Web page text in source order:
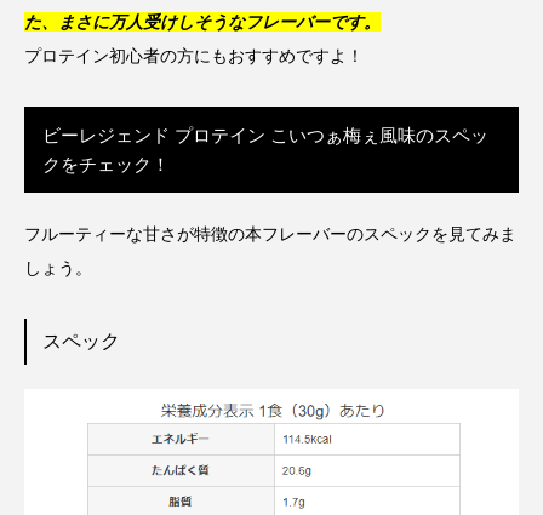
た、まさに万人受けしそうなフレーバーです。
プロテイン初心者の方にもおすすめですよ！
ビーレジェンド プロテイン こいつぁ梅ぇ風味のスペッ
クをチェック！
フルーティーな甘さが特徴の本フレーバーのスペックを見てみま
しょう。
スペック